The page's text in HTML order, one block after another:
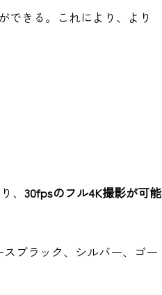
できる。これにより、より
、 30fpsのフル4K撮影が可能
ブラック、シルバー、ゴー